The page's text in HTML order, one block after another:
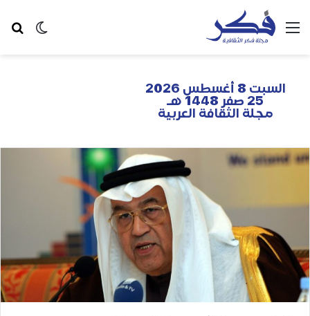
السبت 8 أغسطس 2026
25 صفر 1448 هـ
مجلة الثقافة العربية